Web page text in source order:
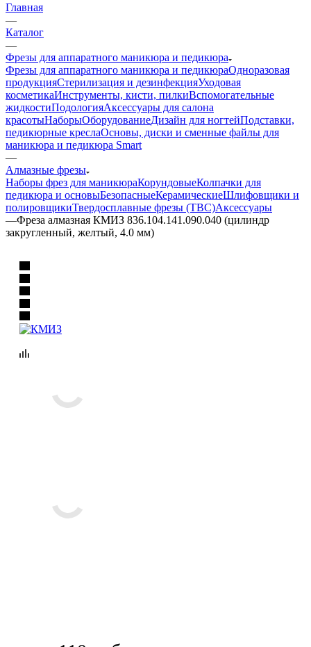
Главная
—
Каталог
—
Фрезы для аппаратного маникюра и педикюра
Фрезы для аппаратного маникюра и педикюраОдноразовая
продукцияСтерилизация и дезинфекцияУходовая
косметикаИнструменты, кисти, пилкиВспомогательные
жидкостиПодологияАксессуары для салона
красотыНаборыОборудованиеДизайн для ногтейПодставки,
педикюрные креслаОсновы, диски и сменные файлы для
маникюра и педикюра Smart
—
Алмазные фрезы
Наборы фрез для маникюраКорундовыеКолпачки для
педикюра и основыБезопасныеКерамическиеШлифовщики и
полировщикиТвердосплавные фрезы (ТВС)Аксессуары
—Фреза алмазная КМИЗ 836.104.141.090.040 (цилиндр
закругленный, желтый, 4.0 мм)